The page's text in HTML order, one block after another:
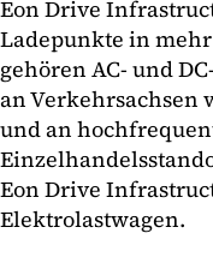
Eon Drive
Ladepunkte in
gehören AC- und
an Verkehrsachsen
und an
Eon Drive
Elektrolastwagen.